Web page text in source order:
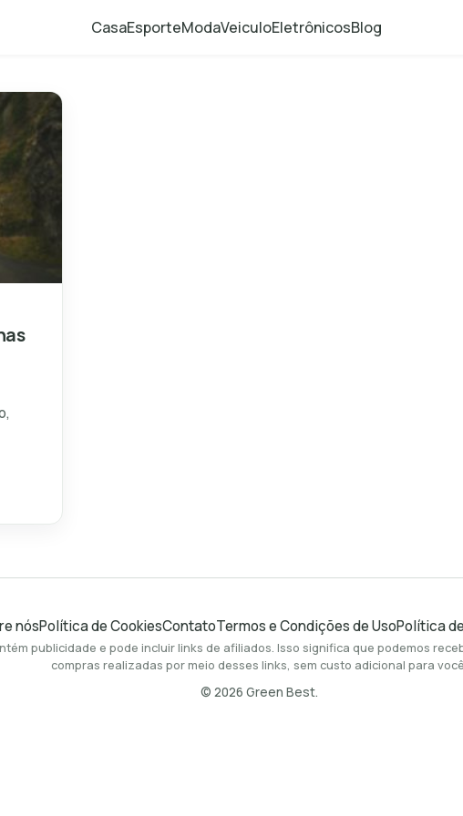
CasaEsporteModaVeiculoEletrônicosBlog
nósPolítica de CookiesContatoTermos e Condições de UsoPolítica
publicidade e pode incluir links de afiliados. Isso significa que podemos
compras realizadas por meio desses links, sem custo adicional para
© 2026 Green Best.